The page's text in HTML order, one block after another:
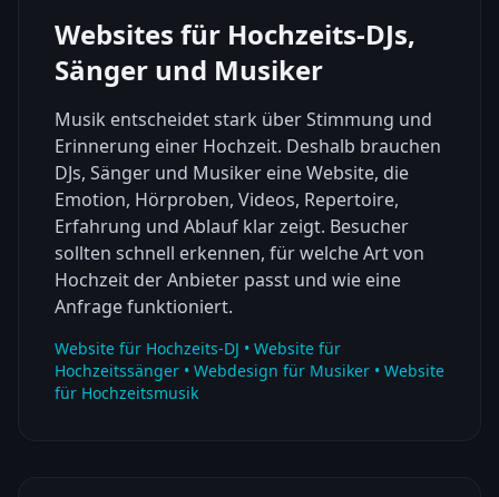
Websites für Hochzeits-DJs,
Sänger und Musiker
Musik entscheidet stark über Stimmung und
Erinnerung einer Hochzeit. Deshalb brauchen
DJs, Sänger und Musiker eine Website, die
Emotion, Hörproben, Videos, Repertoire,
Erfahrung und Ablauf klar zeigt. Besucher
sollten schnell erkennen, für welche Art von
Hochzeit der Anbieter passt und wie eine
Anfrage funktioniert.
Website für Hochzeits-DJ • Website für
Hochzeitssänger • Webdesign für Musiker • Website
für Hochzeitsmusik